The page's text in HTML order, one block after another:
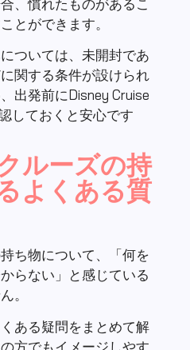
とができます。
ついては、未開封であ
関する条件が設けられ
出発前にDisney Cruise
しておくと安心です
ルーズの持
よくある質
ち物について、「何を
らない」と感じている
。
ある疑問をまとめて解
方でもイメージしやす